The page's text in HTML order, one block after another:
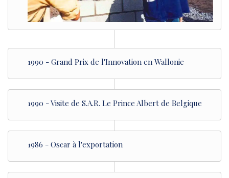
1990 - Grand Prix de l'Innovation en Wallonie
1990 - Visite de S.A.R. Le Prince Albert de Belgique
1986 - Oscar à l'exportation